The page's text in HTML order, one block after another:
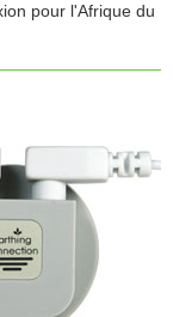
pour l'Afrique du